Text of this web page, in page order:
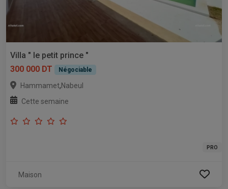
Villa " le petit prince "
300 000 DT
Négociable
Hammamet,Nabeul
Cette semaine
PRO
Maison